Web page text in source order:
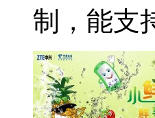
制，能支